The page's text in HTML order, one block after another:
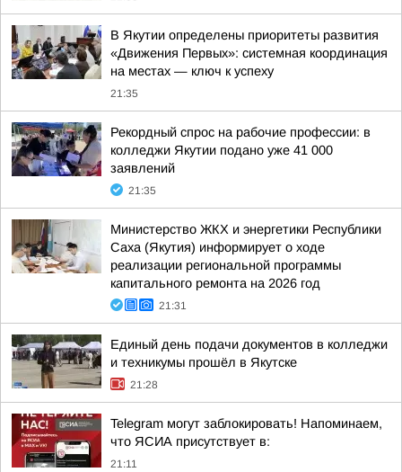
В Якутии определены приоритеты развития
«Движения Первых»: системная координация
на местах — ключ к успеху
21:35
Рекордный спрос на рабочие профессии: в
колледжи Якутии подано уже 41 000
заявлений
21:35
Министерство ЖКХ и энергетики Республики
Саха (Якутия) информирует о ходе
реализации региональной программы
капитального ремонта на 2026 год
21:31
Единый день подачи документов в колледжи
и техникумы прошёл в Якутске
21:28
Telegram могут заблокировать! Напоминаем,
что ЯСИА присутствует в:
21:11